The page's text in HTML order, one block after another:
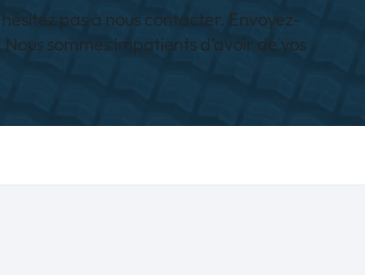
pas à nous contacter. Envoyez-
sommes impatients d’avoir de vos